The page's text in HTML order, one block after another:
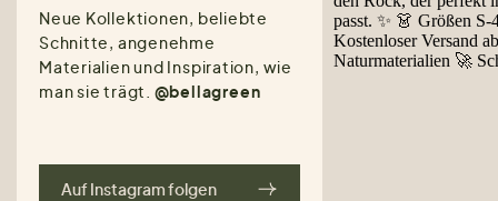
Neue Kollektionen, beliebte
Schnitte, angenehme
Materialien und Inspiration, wie
man sie trägt. @bellagreen
Auf Instagram folgen